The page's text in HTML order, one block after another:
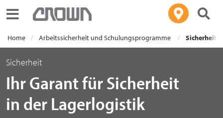
Toggle navigation
Home Arbeitssicherheit und Schulungsprogramme Sicherheit
Sicherheit
Ihr Garant für Sicherheit
in der Lagerlogistik